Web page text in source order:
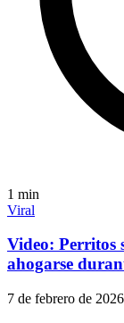
1 min
Viral
Video: Perritos
ahogarse
7 de febrero de 2026